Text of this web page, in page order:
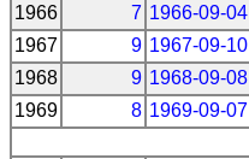
1966
7 1966-09-04
1967
9 1967-09-10
1968
9 1968-09-08
1969
8 1969-09-07